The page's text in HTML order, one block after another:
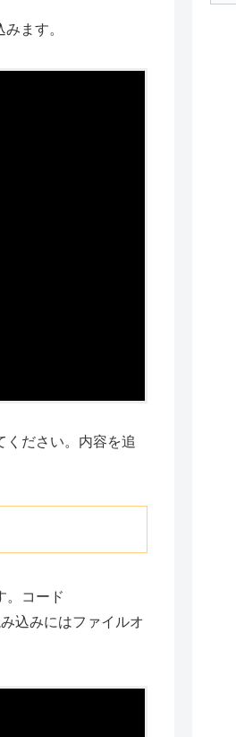
ます。
ください。内容を追
。コード
込みにはファイルオ